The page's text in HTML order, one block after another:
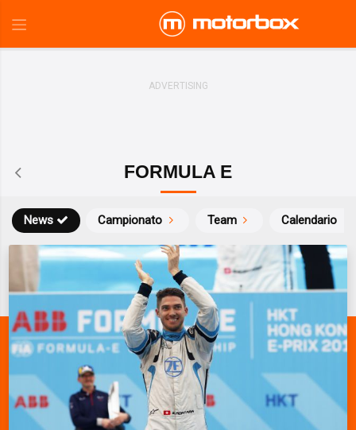
FORMULA E
News Campionato Team Calendario